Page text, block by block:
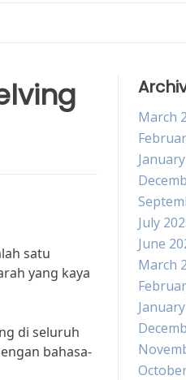
satu
yang kaya
di seluruh
bahasa-
March
July
June
March